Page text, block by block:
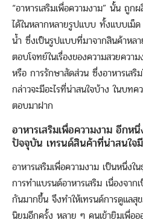
“อาหารเสริมเพื่อความงาม” นั้น ถูก
ได้ในหลากหลายรูปแบบ ทั้งแบบเ
น้ำ ซึ่งเป็นรูปแบบที่มาจากสินค้าหล
ตอบโจทย์ในเรื่องของความสวยควา
หรือ การรักษาสัดส่วน ซึ่งอาหารเสริ
กล่าวจะมีอะไรที่น่าสนใจบ้าง ในบท
ตอบมาฝาก
อาหารเสริมเพื่อความงาม อีกห
ปัจจุบัน เทรนด์สินค้าที่น่าสนใจมี
อาหารเสริมเพื่อความงาม เป็นหนึ่ง
การทำแบรนด์อาหารเสริม เนื่องจา
กันมากขึ้น จึงทำให้เทรนด์การดูแลสุ
นิยมอีกครั้ง หลาย ๆ คนเข้ายิมเพื่อ